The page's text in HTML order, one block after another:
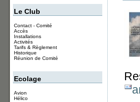
Le Club
Contact - Comité
Accès
Installations
Activités
Tarifs & Règlement
Historique
Réunion de Comité
Ecolage
Avion
Hélico